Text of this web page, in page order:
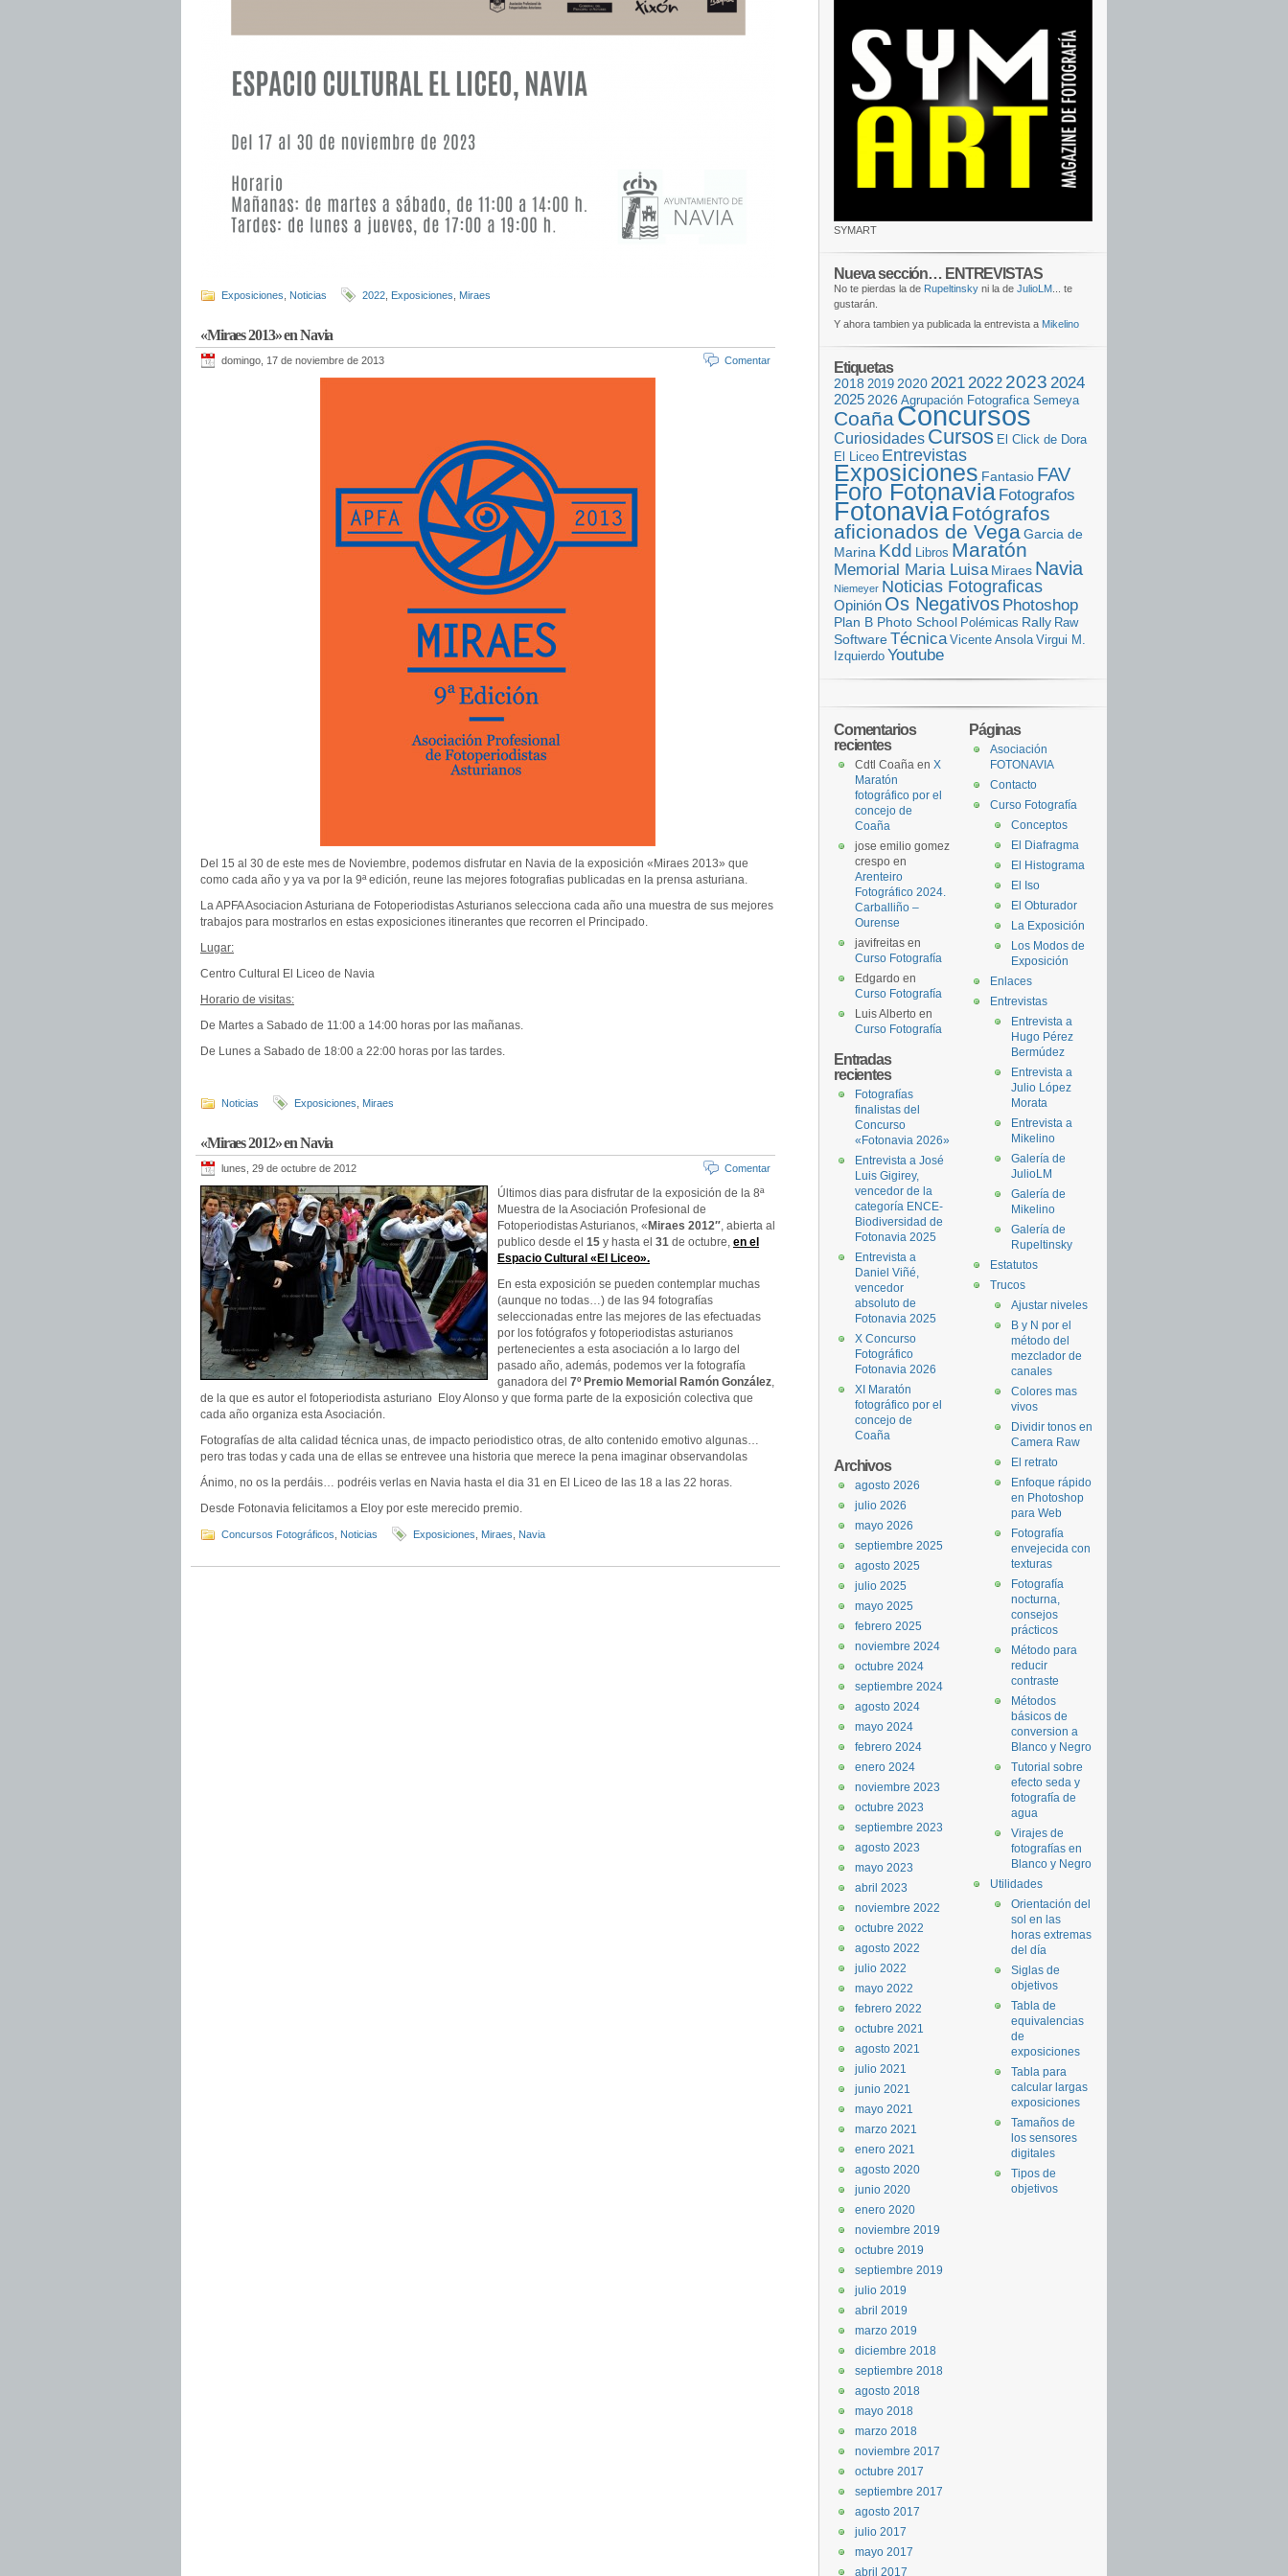
Exposiciones Noticias 2022 Exposiciones Miraes
«Miraes 2013» en Navia
domingo, 17 de noviembre de 2013 Comentar
Del 15 al 30 de este mes de Noviembre, podemos disfrutar en Navia de la exposición «Miraes 2013» que
como cada año y ya va por la 9ª edición, reune las mejores fotografias publicadas en la prensa asturiana.
La APFA Asociacion Asturiana de Fotoperiodistas Asturianos selecciona cada año una muestra de sus mejores
trabajos para mostrarlos en estas exposiciones itinerantes que recorren el Principado.
Lugar:
Centro Cultural El Liceo de Navia
Horario de visitas:
De Martes a Sabado de 11:00 a 14:00 horas por las mañanas.
De Lunes a Sabado de 18:00 a 22:00 horas por las tardes.
Noticias Exposiciones Miraes
«Miraes 2012» en Navia
lunes, 29 de octubre de 2012 Comentar
Últimos dias para disfrutar de la exposición de la 8ª
Muestra de la Asociación Profesional de
Fotoperiodistas Asturianos, « Miraes 2012″, abierta al
publico desde el 15 y hasta el 31 de octubre, en el
Espacio Cultural «El Liceo».
En esta exposición se pueden contemplar muchas
(aunque no todas…) de las 94 fotografías
seleccionadas entre las mejores de las efectuadas
por los fotógrafos y fotoperiodistas asturianos
pertenecientes a esta asociación a lo largo del
pasado año, además, podemos ver la fotografía
ganadora del 7º Premio Memorial Ramón González,
de la que es autor el fotoperiodista asturiano Eloy Alonso y que forma parte de la exposición colectiva que
cada año organiza esta Asociación.
Fotografías de alta calidad técnica unas, de impacto periodistico otras, de alto contenido emotivo algunas…
pero tras todas y cada una de ellas se entrevee una historia que merece la pena imaginar observandolas
Ánimo, no os la perdáis… podréis verlas en Navia hasta el dia 31 en El Liceo de las 18 a las 22 horas.
Desde Fotonavia felicitamos a Eloy por este merecido premio.
Concursos Fotográficos Noticias Exposiciones Miraes Navia
SYMART
Nueva sección… ENTREVISTAS
No te pierdas la de Rupeltinsky ni la de JulioLM ... te
gustarán.
Y ahora tambien ya publicada la entrevista a Mikelino
Etiquetas
2018 2019 2020 2021 2022 2023 2024
2025 2026 Agrupación Fotografica Semeya
CoañaConcursos
Curiosidades Cursos El Click de Dora
El Liceo Entrevistas
Exposiciones Fantasio FAV
Foro Fotonavia Fotografos
FotonaviaFotógrafos
aficionados de VegaGarcia de
Marina Kdd Libros Maratón
Memorial Maria Luisa Miraes Navia
Niemeyer Noticias Fotograficas
Opinión Os Negativos Photoshop
Plan B Photo School Polémicas Rally Raw
SoftwareTécnica Vicente Ansola Virgui M.
Izquierdo Youtube
Páginas
Asociación
FOTONAVIA
Contacto
Curso Fotografía
Conceptos
El Diafragma
El Histograma
El Iso
El Obturador
La Exposición
Los Modos de
Exposición
Enlaces
Entrevistas
Entrevista a
Hugo Pérez
Bermúdez
Entrevista a
Julio López
Morata
Entrevista a
Mikelino
Galería de
JulioLM
Galería de
Mikelino
Galería de
Rupeltinsky
Estatutos
Trucos
Ajustar niveles
B y N por el
método del
mezclador de
canales
Colores mas
vivos
Dividir tonos en
Camera Raw
El retrato
Enfoque rápido
en Photoshop
para Web
Fotografía
envejecida con
texturas
Fotografía
nocturna,
consejos
prácticos
Método para
reducir
contraste
Métodos
básicos de
conversion a
Blanco y Negro
Tutorial sobre
efecto seda y
fotografía de
agua
Virajes de
fotografías en
Blanco y Negro
Utilidades
Orientación del
sol en las
horas extremas
del día
Siglas de
objetivos
Tabla de
equivalencias
de
exposiciones
Tabla para
calcular largas
exposiciones
Tamaños de
los sensores
digitales
Tipos de
objetivos
Comentarios
recientes
Cdtl Coaña en X
Maratón
fotográfico por el
concejo de
Coaña
jose emilio gomez
crespo en
Arenteiro
Fotográfico 2024.
Carballiño –
Ourense
javifreitas en
Curso Fotografía
Edgardo en
Curso Fotografía
Luis Alberto en
Curso Fotografía
Entradas
recientes
Fotografías
finalistas del
Concurso
«Fotonavia 2026»
Entrevista a José
Luis Gigirey,
vencedor de la
categoría ENCE-
Biodiversidad de
Fotonavia 2025
Entrevista a
Daniel Viñé,
vencedor
absoluto de
Fotonavia 2025
X Concurso
Fotográfico
Fotonavia 2026
XI Maratón
fotográfico por el
concejo de
Coaña
Archivos
agosto 2026
julio 2026
mayo 2026
septiembre 2025
agosto 2025
julio 2025
mayo 2025
febrero 2025
noviembre 2024
octubre 2024
septiembre 2024
agosto 2024
mayo 2024
febrero 2024
enero 2024
noviembre 2023
octubre 2023
septiembre 2023
agosto 2023
mayo 2023
abril 2023
noviembre 2022
octubre 2022
agosto 2022
julio 2022
mayo 2022
febrero 2022
octubre 2021
agosto 2021
julio 2021
junio 2021
mayo 2021
marzo 2021
enero 2021
agosto 2020
junio 2020
enero 2020
noviembre 2019
octubre 2019
septiembre 2019
julio 2019
abril 2019
marzo 2019
diciembre 2018
septiembre 2018
agosto 2018
mayo 2018
marzo 2018
noviembre 2017
octubre 2017
septiembre 2017
agosto 2017
julio 2017
mayo 2017
abril 2017